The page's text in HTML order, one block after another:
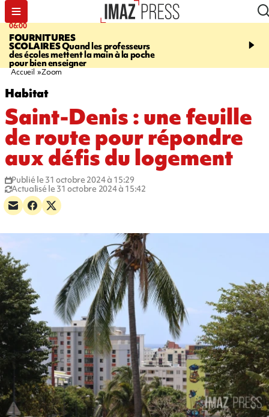
06:00
FOURNITURES
SCOLAIRESQuand les professeurs
des écoles mettent la main à la poche
pour bien enseigner
08:37
La flamme
Accueil Zoom
Habitat
Saint-Denis : une feuille
de route pour répondre
aux défis du logement
Publié le 31 octobre 2024 à 15:29
Actualisé le 31 octobre 2024 à 15:42